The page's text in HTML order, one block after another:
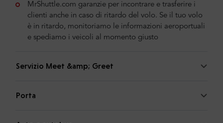
MrShuttle.com garanzie per incontrare e trasferire i
clienti anche in caso di ritardo del volo. Se il tuo volo
è in ritardo, monitoriamo le informazioni aeroportuali
e spediamo i veicoli al momento giusto
Servizio Meet &amp; Greet
Porta